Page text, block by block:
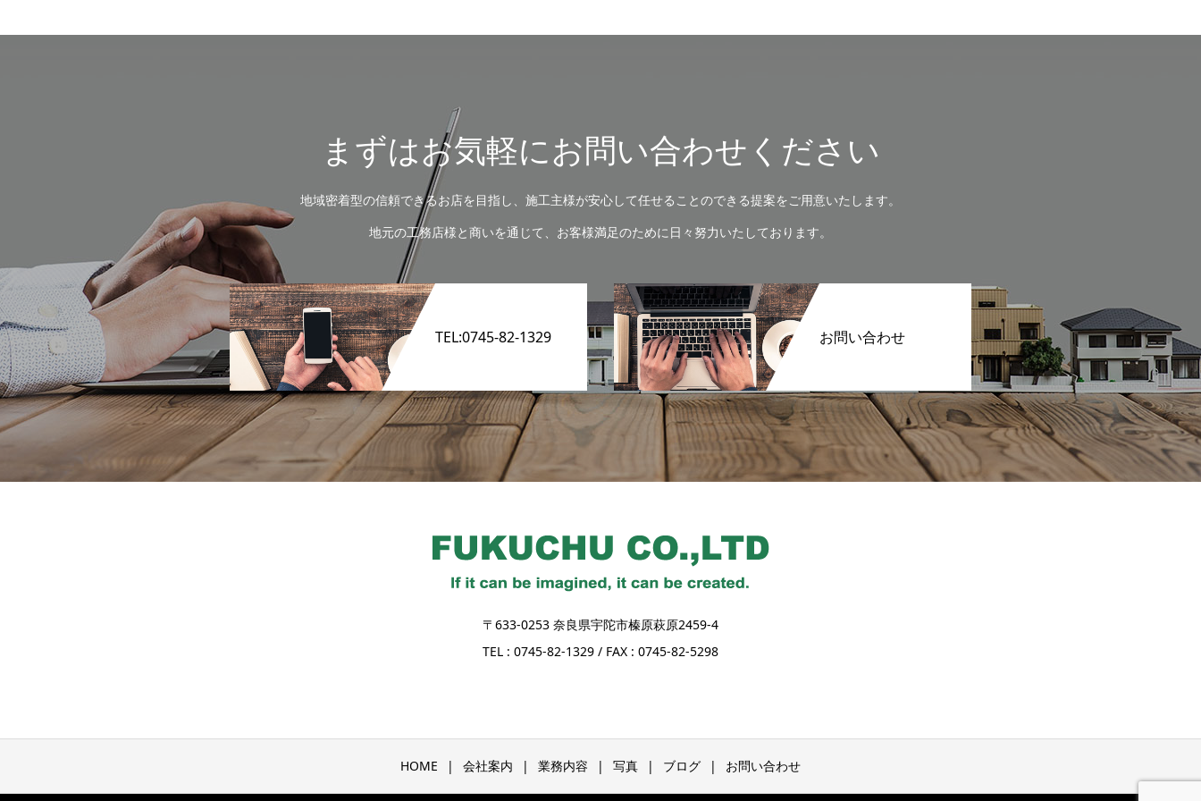
まずはお気軽にお問い合わせください
地域密着型の信頼できるお店を目指し、施工主様が安心して任せることのできる提案をご用意いたします。
地元の工務店様と商いを通じて、お客様満足のために日々努力いたしております。
TEL:0745-82-1329 お問い合わせ
〒633-0253 奈良県宇陀市榛原萩原2459-4
TEL : 0745-82-1329 / FAX : 0745-82-5298
HOME 会社案内 業務内容 写真 ブログ お問い合わせ